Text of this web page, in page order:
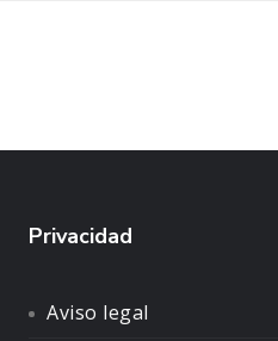
Privacidad
Aviso legal